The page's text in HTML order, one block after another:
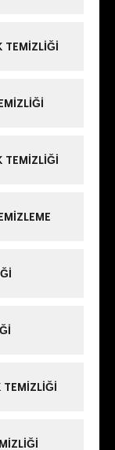
TEMIZLIĞI
TEMIZLIĞI
TEMIZLIĞI